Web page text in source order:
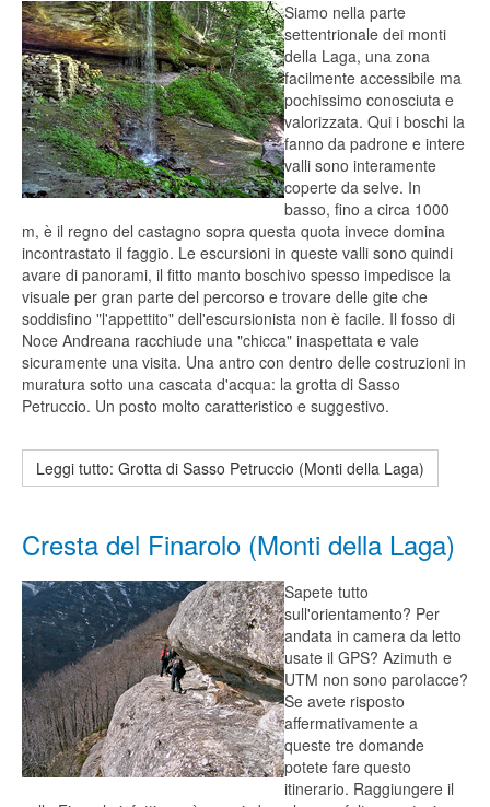
Siamo nella parte
settentrionale dei monti
della Laga, una zona
facilmente accessibile ma
pochissimo conosciuta e
valorizzata. Qui i boschi la
fanno da padrone e intere
valli sono interamente
coperte da selve. In
basso, fino a circa 1000
m, è il regno del castagno sopra questa quota invece domina
incontrastato il faggio. Le escursioni in queste valli sono quindi
avare di panorami, il fitto manto boschivo spesso impedisce la
visuale per gran parte del percorso e trovare delle gite che
soddisfino "l'appettito" dell'escursionista non è facile. Il fosso di
Noce Andreana racchiude una "chicca" inaspettata e vale
sicuramente una visita. Una antro con dentro delle costruzioni in
muratura sotto una cascata d'acqua: la grotta di Sasso
Petruccio. Un posto molto caratteristico e suggestivo.
Leggi tutto: Grotta di Sasso Petruccio (Monti della Laga)
Cresta del Finarolo (Monti della Laga)
Sapete tutto
sull'orientamento? Per
andata in camera da letto
usate il GPS? Azimuth e
UTM non sono parolacce?
Se avete risposto
affermativamente a
queste tre domande
potete fare questo
itinerario. Raggiungere il